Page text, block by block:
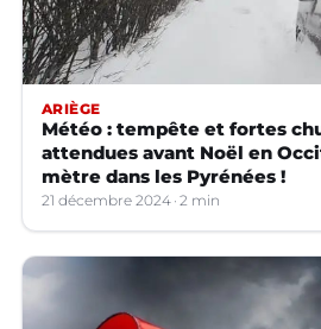
ARIÈGE
Météo : tempête et fortes
attendues avant Noël en
mètre dans les Pyrénées !
21 décembre 2024 2 min